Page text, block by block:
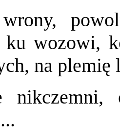
wrony,
ku wozowi,
na plemię